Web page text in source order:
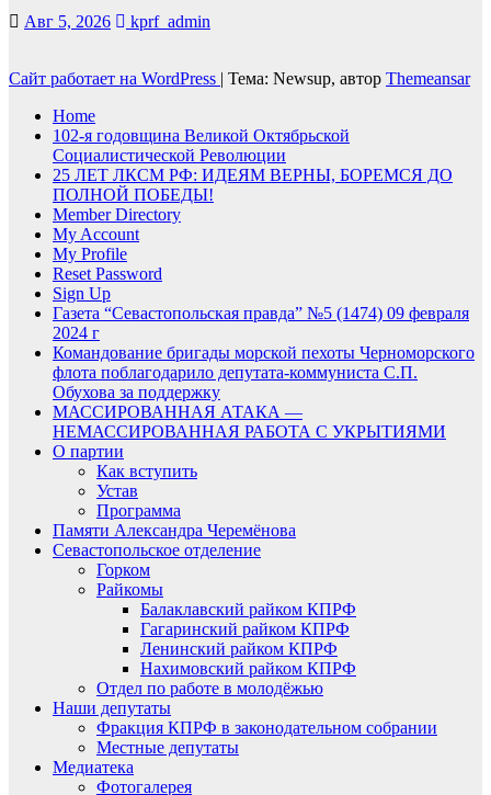
Авг 5, 2026 kprf_admin
Сайт работает на WordPress | Тема: Newsup, автор Themeansar
Home
102-я годовщина Великой Октябрьской
Социалистической Революции
25 ЛЕТ ЛКСМ РФ: ИДЕЯМ ВЕРНЫ, БОРЕМСЯ ДО
ПОЛНОЙ ПОБЕДЫ!
Member Directory
My Account
My Profile
Reset Password
Sign Up
Газета “Севастопольская правда” №5 (1474) 09 февраля
2024 г
Командование бригады морской пехоты Черноморского
флота поблагодарило депутата-коммуниста С.П.
Обухова за поддержку
МАССИРОВАННАЯ АТАКА —
НЕМАССИРОВАННАЯ РАБОТА С УКРЫТИЯМИ
О партии
Как вступить
Устав
Программа
Памяти Александра Черемёнова
Севастопольское отделение
Горком
Райкомы
Балаклавский райком КПРФ
Гагаринский райком КПРФ
Ленинский райком КПРФ
Нахимовский райком КПРФ
Отдел по работе в молодёжью
Наши депутаты
Фракция КПРФ в законодательном собрании
Местные депутаты
Медиатека
Фотогалерея